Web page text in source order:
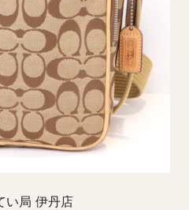
い局 伊丹店